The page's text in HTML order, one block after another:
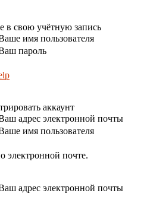
в свою учётную запись
имя пользователя
пароль
аккаунт
адрес электронной почты
имя пользователя
электронной почте.
адрес электронной почты